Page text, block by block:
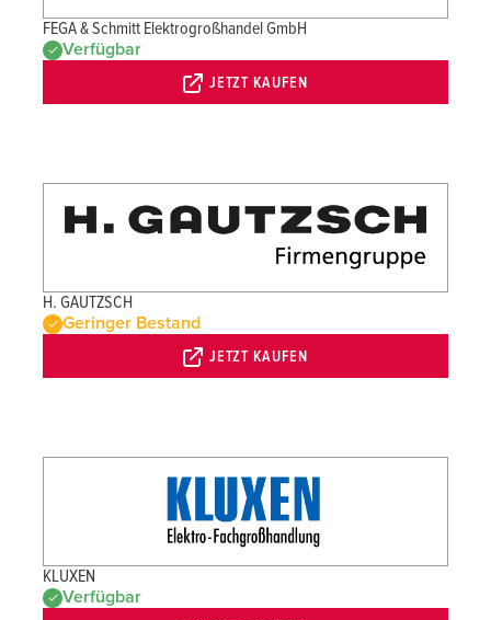
FEGA & Schmitt Elektrogroßhandel GmbH
Verfügbar
JETZT KAUFEN
H. GAUTZSCH
Geringer Bestand
JETZT KAUFEN
KLUXEN
Verfügbar